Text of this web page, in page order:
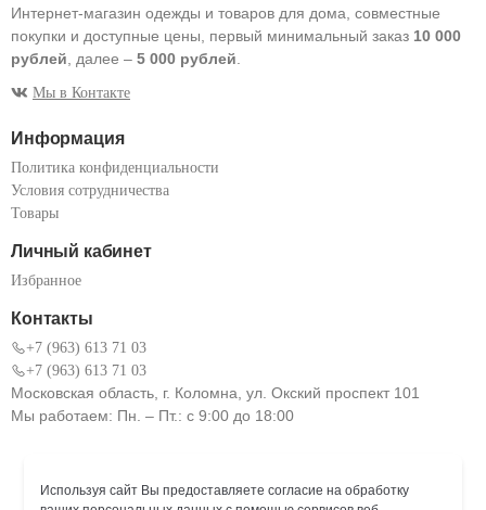
Интернет-магазин одежды и товаров для дома, совместные
покупки и доступные цены, первый минимальный заказ 10 000
рублей , далее – 5 000 рублей
Мы в Контакте
Информация
Политика конфиденциальности
Условия сотрудничества
Товары
Личный кабинет
Избранное
Контакты
+7 (963) 613 71 03
+7 (963) 613 71 03
Московская область, г. Коломна, ул. Окский проспект 101
Мы работаем: Пн. – Пт.: с 9:00 до 18:00
Используя сайт Вы предоставляете согласие на обработку